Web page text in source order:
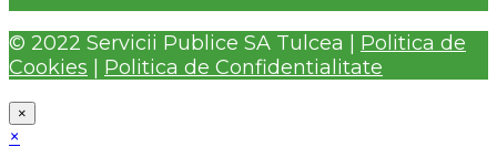
© 2022 Servicii Publice SA Tulcea | Politica de
Cookies
Politica de Confidentialitate
×
×